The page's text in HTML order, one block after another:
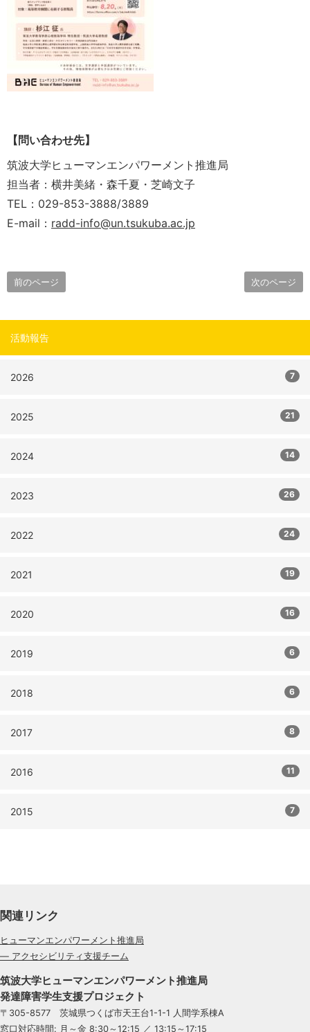
【問い合わせ先】
筑波大学ヒューマンエンパワーメント推進局
担当者：横井美緒・森千夏・芝崎文子
TEL：029-853-3888/3889
E-mail： radd-info@un.tsukuba.ac.jp
前のページ 次のページ
活動報告
2026 7
2025 21
2024 14
2023 26
2022 24
2021 19
2020 16
2019 6
2018 6
2017 8
2016 11
2015 7
関連リンク
ヒューマンエンパワーメント推進局
— アクセシビリティ支援チーム
筑波大学ヒューマンエンパワーメント推進局
発達障害学生支援プロジェクト
〒305-8577 茨城県つくば市天王台1-1-1 人間学系棟A
窓口対応時間: 月～金 8:30～12:15 ／ 13:15～17:15